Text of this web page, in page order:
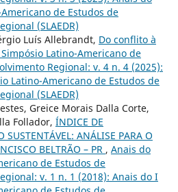
de Estudos de
(SLAEDR)
Luís Allebrandt, Do conflito à
Latino-Americano de
Regional: v. 4 n. 4 (2025):
Latino-Americano de Estudos de
(SLAEDR)
Greice Morais Dalla Corte,
Follador, ÍNDICE DE
SUSTENTÁVEL: ANÁLISE PARA O
BELTRÃO – PR , Anais do
de Estudos de
v. 1 n. 1 (2018): Anais do I